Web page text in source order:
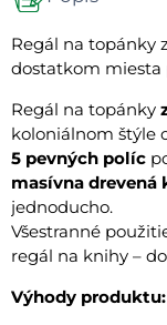
Regál na topánky
dostatkom miesta
Regál na topánky
koloniálnom štýle
5 pevných políc
masívna drevená
jednoducho.
Všestranné
regál na knihy –
Výhody produktu: